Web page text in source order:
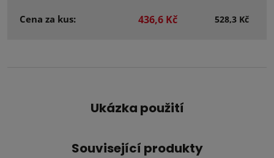
Cena za kus: 436,6 Kč 528,3 Kč
Ukázka použití
Související produkty